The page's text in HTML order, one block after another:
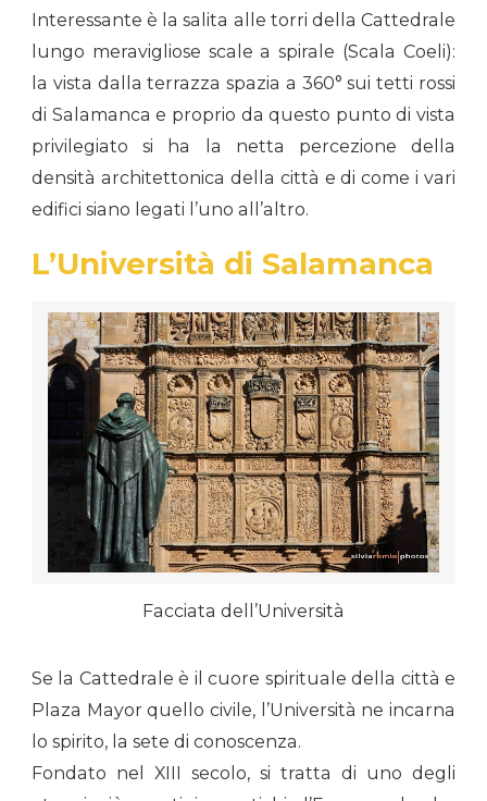
Interessante è la salita alle torri della Cattedrale
lungo meravigliose scale a spirale (Scala Coeli):
la vista dalla terrazza spazia a 360° sui tetti rossi
di Salamanca e proprio da questo punto di vista
privilegiato si ha la netta percezione della
densità architettonica della città e di come i vari
edifici siano legati l’uno all’altro.
L’Università di Salamanca
Facciata dell’Università
Se la Cattedrale è il cuore spirituale della città e
Plaza Mayor quello civile, l’Università ne incarna
lo spirito, la sete di conoscenza.
Fondato nel XIII secolo, si tratta di uno degli